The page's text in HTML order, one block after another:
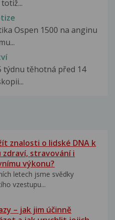
Ospen 1500 na anginu
týdnu těhotná před 14
znalosti o lidské DNA k
zdraví, stravování i
výkonu?
letech jsme svědky
vzestupu...
– jak jim účinně